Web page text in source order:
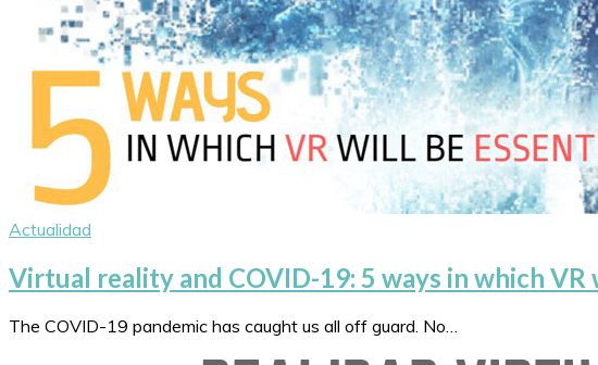
Actualidad
Virtual reality and COVID-19: 5 ways in which
The COVID-19 pandemic has caught us all off guard. No…